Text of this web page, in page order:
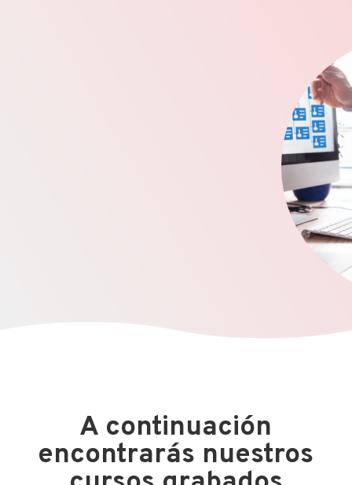
A continuación
encontrarás nuestros